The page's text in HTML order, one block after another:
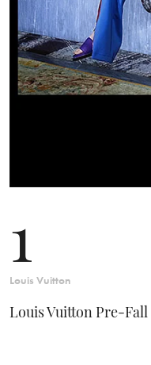
1
Louis Vuitton
Louis Vuitton Pre-Fall